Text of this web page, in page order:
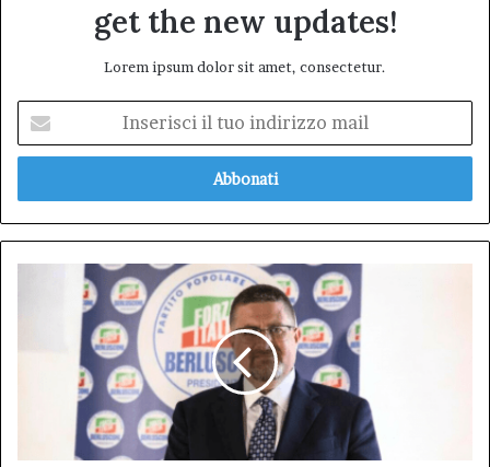
get the new updates!
Lorem ipsum dolor sit amet, consectetur.
tuo
mail
L'Assessore
Santangelo
le